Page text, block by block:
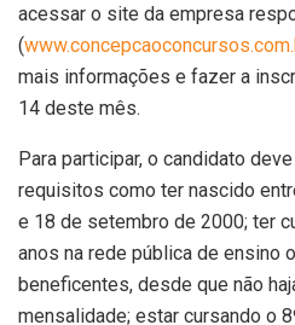
acessar o site da empresa
(
mais informações e fazer a
14 deste mês.
Para participar, o candidato
requisitos como ter nascido
e 18 de setembro de 2000; ter
anos na rede pública de ensino
beneficentes, desde que não
mensalidade; estar cursando o